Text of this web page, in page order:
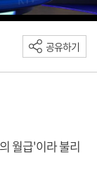
공유하기
월급'이라 불리